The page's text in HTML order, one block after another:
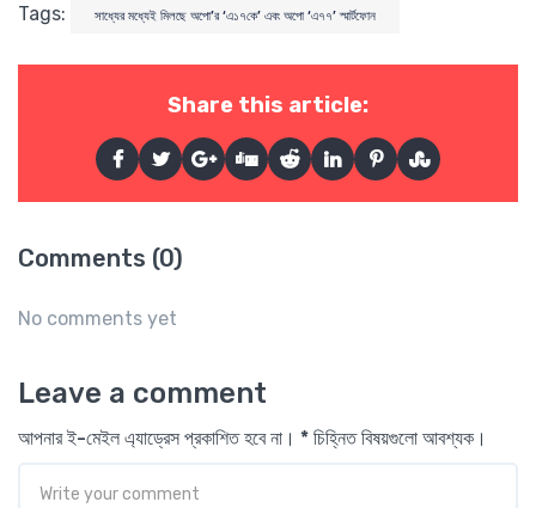
Tags: সাধ্যের মধ্যেই মিলছে অপো’র ‘এ১৭কে’ এবং অপো ‘এ৭৭’ স্মার্টফোন
Share this article:
Comments (0)
No comments yet
Leave a comment
আপনার ই-মেইল এ্যাড্রেস প্রকাশিত হবে না। * চিহ্নিত বিষয়গুলো আবশ্যক।